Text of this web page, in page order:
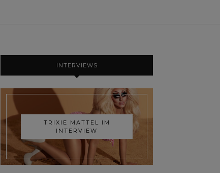
INTERVIEWS
TRIXIE MATTEL IM
INTERVIEW